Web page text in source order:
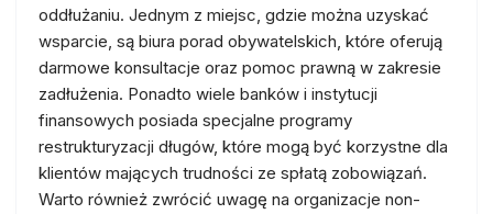
oddłużaniu. Jednym z miejsc, gdzie można uzyskać
wsparcie, są biura porad obywatelskich, które oferują
darmowe konsultacje oraz pomoc prawną w zakresie
zadłużenia. Ponadto wiele banków i instytucji
finansowych posiada specjalne programy
restrukturyzacji długów, które mogą być korzystne dla
klientów mających trudności ze spłatą zobowiązań.
Warto również zwrócić uwagę na organizacje non-